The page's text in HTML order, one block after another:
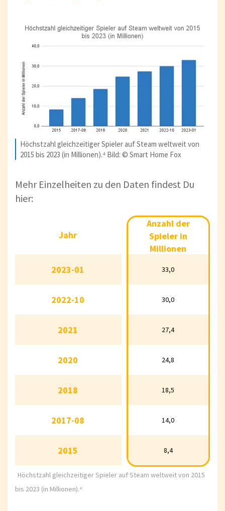
Höchstzahl gleichzeitiger Spieler auf Steam weltweit von
2015 bis 2023 (in Millionen).⁴ Bild: © Smart Home Fox
Mehr Einzelheiten zu den Daten findest Du
hier:
Anzahl der Spieler in
Millionen
33,0
30,0
27,4
24,8
18,5
14,0
8,4
Anzahl der
Spieler in
Millionen
33,0
30,0
27,4
24,8
18,5
14,0
8,4
Jahr
2023-01
2022-10
2021
2020
2018
2017-08
2015
Höchstzahl gleichzeitiger Spieler auf Steam weltweit von 2015
bis 2023 (in Millionen).⁴